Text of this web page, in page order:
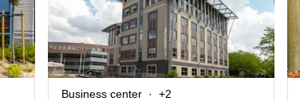
Business center +2